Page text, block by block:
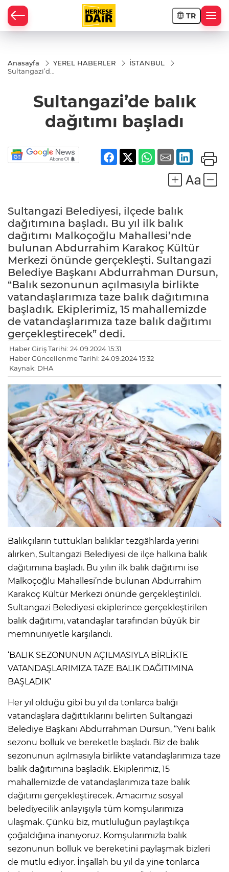
TR
Anasayfa YEREL HABERLER
İSTANBUL
Sultangazi’de
Sultangazi’de balık
dağıtımı başladı
Sultangazi Belediyesi, ilçede balık
dağıtımına başladı. Bu yıl ilk balık
dağıtımı Malkoçoğlu Mahallesi’nde
bulunan Abdurrahim Karakoç Kültür
Merkezi önünde gerçekleşti. Sultangazi
Belediye Başkanı Abdurrahman Dursun,
“Balık sezonunun açılmasıyla birlikte
vatandaşlarımıza taze balık dağıtımına
başladık. Ekiplerimiz, 15 mahallemizde
de vatandaşlarımıza taze balık dağıtımı
gerçekleştirecek” dedi.
Haber Giriş Tarihi: 24.09.2024 15:31
Haber Güncellenme Tarihi: 24.09.2024 15:32
Kaynak: DHA
Balıkçıların tuttukları balıklar tezgâhlarda yerini
alırken, Sultangazi Belediyesi de ilçe halkına balık
dağıtımına başladı. Bu yılın ilk balık dağıtımı ise
Malkoçoğlu Mahallesi’nde bulunan Abdurrahim
Karakoç Kültür Merkezi önünde gerçekleştirildi.
Sultangazi Belediyesi ekiplerince gerçekleştirilen
balık dağıtımı, vatandaşlar tarafından büyük bir
memnuniyetle karşılandı.
‘BALIK SEZONUNUN AÇILMASIYLA BİRLİKTE
VATANDAŞLARIMIZA TAZE BALIK DAĞITIMINA
BAŞLADIK’
Her yıl olduğu gibi bu yıl da tonlarca balığı
vatandaşlara dağıttıklarını belirten Sultangazi
Belediye Başkanı Abdurrahman Dursun, “Yeni balık
sezonu bolluk ve bereketle başladı. Biz de balık
sezonunun açılmasıyla birlikte vatandaşlarımıza taze
balık dağıtımına başladık. Ekiplerimiz, 15
mahallemizde de vatandaşlarımıza taze balık
dağıtımı gerçekleştirecek. Amacımız sosyal
belediyecilik anlayışıyla tüm komşularımıza
ulaşmak. Çünkü biz, mutluluğun paylaştıkça
çoğaldığına inanıyoruz. Komşularımızla balık
sezonunun bolluk ve bereketini paylaşmak bizleri
de mutlu ediyor. İnşallah bu yıl da yine tonlarca